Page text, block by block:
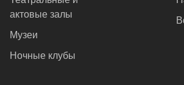
актовые залы
Музеи
Ночные клубы